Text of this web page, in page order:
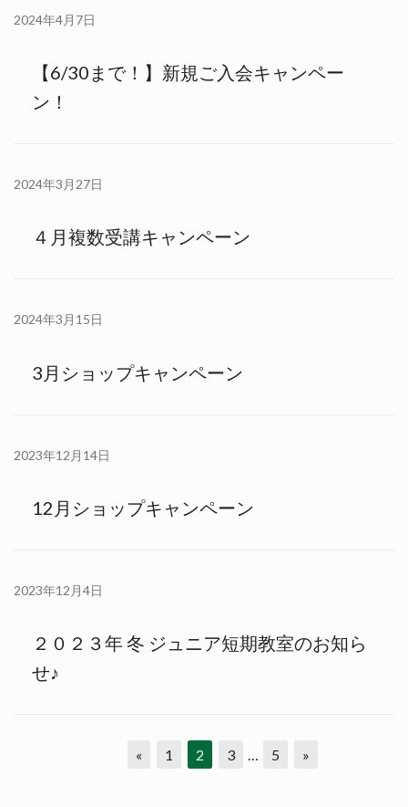
2024年4月7日
【6/30まで！】新規ご入会キャンペー
ン！
2024年3月27日
４月複数受講キャンペーン
2024年3月15日
3月ショップキャンペーン
2023年12月14日
12月ショップキャンペーン
2023年12月4日
２０２３年 冬 ジュニア短期教室のお知ら
せ♪
« 1 2 3 … 5 »